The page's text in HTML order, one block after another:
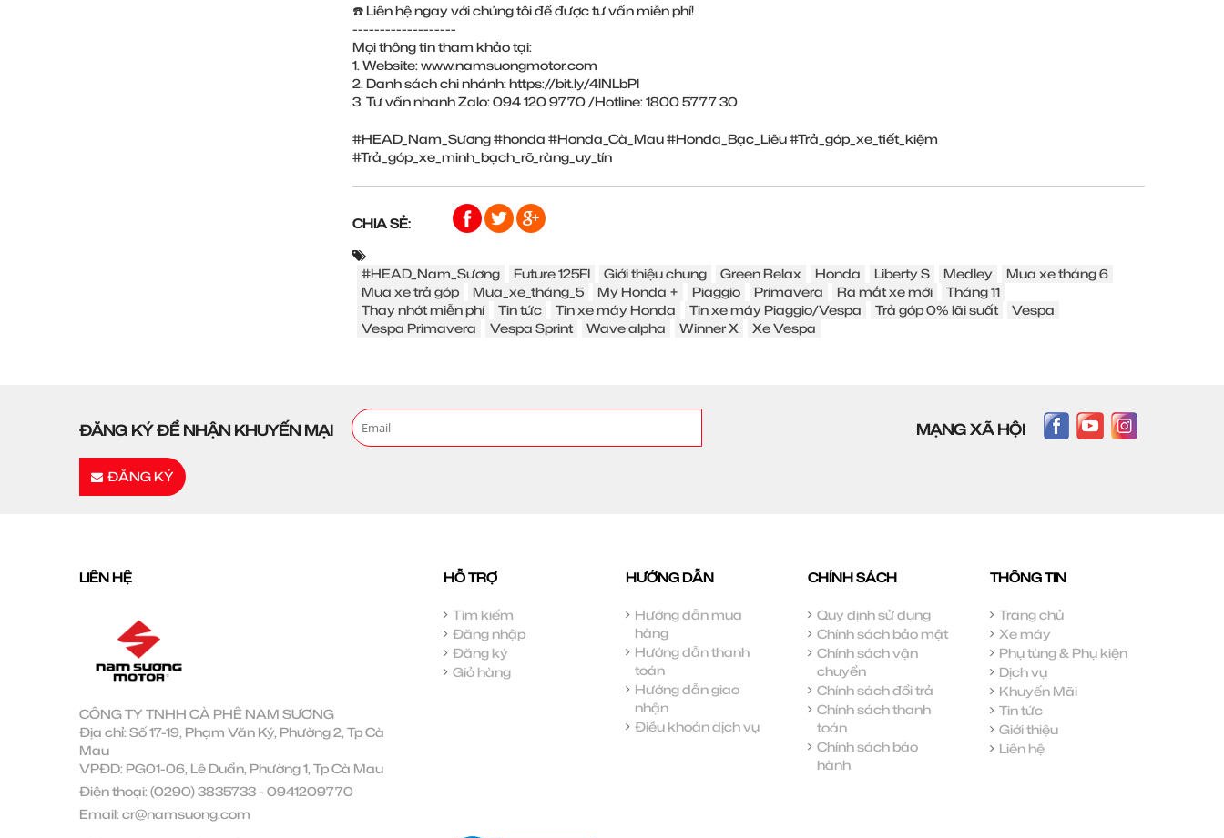
☎️ Liên hệ ngay với chúng tôi để được tư vấn miễn phí!
-------------------
Mọi thông tin tham khảo tại:
1. Website: www.namsuongmotor.com
2. Danh sách chi nhánh: https://bit.ly/4lNLbPl
3. Tư vấn nhanh Zalo: 094 120 9770 /Hotline: 1800 5777 30
#HEAD_Nam_Sương #honda #Honda_Cà_Mau #Honda_Bạc_Liêu #Trả_góp_xe_tiết_kiệm
#Trả_góp_xe_minh_bạch_rõ_ràng_uy_tín
CHIA SẺ:
#HEAD_Nam_Sương Future 125FI Giới thiệu chung Green Relax Honda Liberty S Medley
Mua xe tháng 6
Mua xe trả góp
Mua_xe_tháng_5 My Honda + Piaggio Primavera Ra mắt xe mới
Tháng 11
Thay nhớt miễn phí
Tin tức Tin xe máy Honda Tin xe máy Piaggio/Vespa Trả góp 0% lãi suất
Vespa
Vespa Primavera
Vespa Sprint Wave alpha Winner X Xe Vespa
ĐĂNG KÝ ĐỂ NHẬN KHUYẾN MẠI
ĐĂNG KÝ
MẠNG XÃ HỘI
LIÊN HỆ
CÔNG TY TNHH CÀ PHÊ NAM SƯƠNG
Địa chỉ: Số 17-19, Phạm Văn Ký, Phường 2, Tp Cà
Mau
VPĐD: PG01-06, Lê Duẩn, Phường 1, Tp Cà Mau
Điện thoại: (0290) 3835733- 0941209770
Email: cr@namsuong.com
HỖ TRỢ
Tìm kiếm
Đăng nhập
Đăng ký
Giỏ hàng
HƯỚNG DẪN
Hướng dẫn mua
hàng
Hướng dẫn thanh
toán
Hướng dẫn giao
nhận
Điều khoản dịch vụ
CHÍNH SÁCH
Quy định sử dụng
Chính sách bảo mật
Chính sách vận
chuyển
Chính sách đổi trả
Chính sách thanh
toán
Chính sách bảo
hành
THÔNG TIN
Trang chủ
Xe máy
Phụ tùng & Phụ kiện
Dịch vụ
Khuyến Mãi
Tin tức
Giới thiệu
Liên hệ